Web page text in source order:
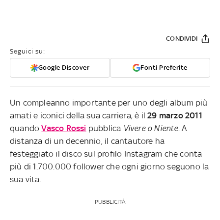
Seguici su:
Google Discover Fonti Preferite
CONDIVIDI
Un compleanno importante per uno degli album più
amati e iconici della sua carriera, è il29 marzo 2011
quandoVasco Rossi pubblica Vivere o Niente. A
distanza di un decennio, il cantautore ha
festeggiato il disco sul profilo Instagram che conta
più di 1.700.000 follower che ogni giorno seguono la
sua vita.
PUBBLICITÀ